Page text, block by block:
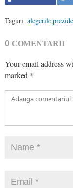
Taguri: alegerile
0 COMENTARII
Your email address
marked *